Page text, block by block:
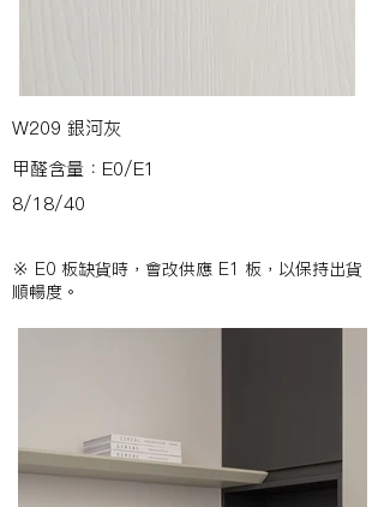
W209 銀河灰
甲醛含量：E0/E1
8/18/40
※ E0 板缺貨時，會改供應 E1 板，以保持出貨
順暢度。